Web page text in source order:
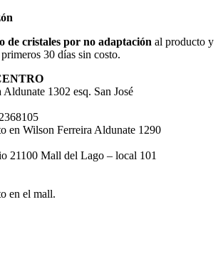
de cristales por no adaptación al producto y
30 días sin costo.
1302 esq. San José
Wilson Ferreira Aldunate 1290
Mall del Lago – local 101
el mall.